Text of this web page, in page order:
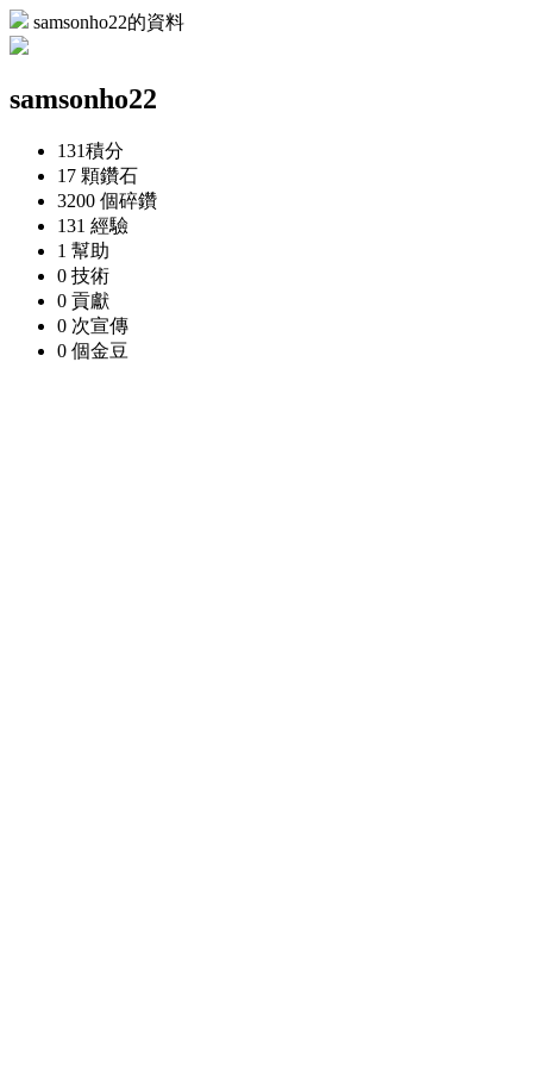
samsonho22的資料
samsonho22
131積分
17 顆鑽石
3200 個碎鑽
131 經驗
1 幫助
0 技術
0 貢獻
0 次宣傳
0 個金豆